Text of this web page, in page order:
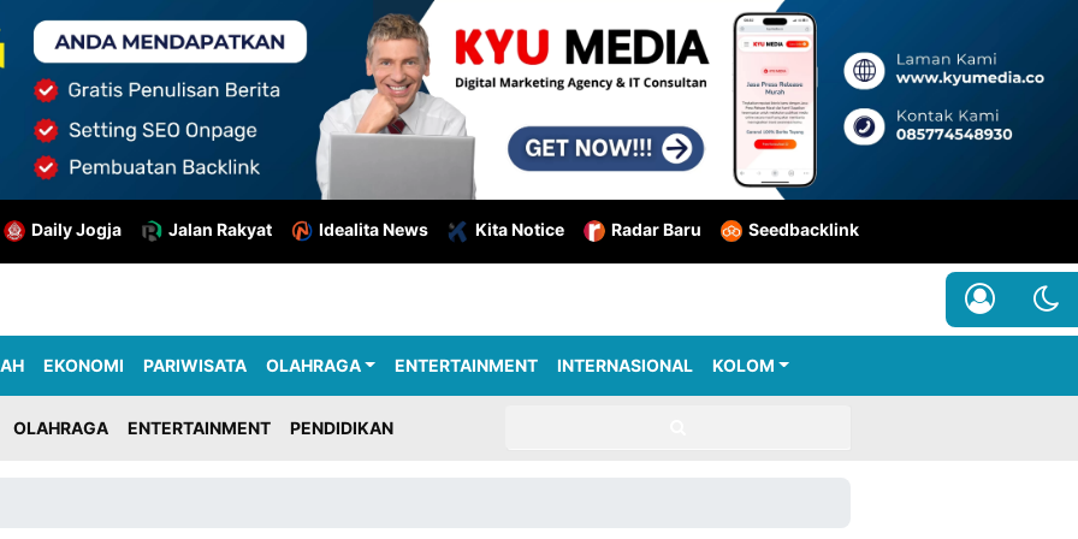
Daily Jogja Jalan Rakyat Idealita News Kita Notice Radar Baru Seedbacklink
EKONOMI PARIWISATA OLAHRAGA ENTERTAINMENT INTERNASIONAL KOLOM
OLAHRAGA ENTERTAINMENT PENDIDIKAN